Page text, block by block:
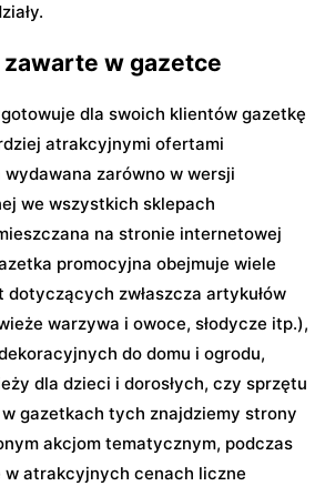
w gazetce
dla swoich klientów gazetkę
atrakcyjnymi ofertami
zarówno w wersji
we wszystkich sklepach
na stronie internetowej
promocyjna obejmuje wiele
zwłaszcza artykułów
warzywa i owoce, słodycze itp.),
do domu i ogrodu,
dla dzieci i dorosłych, czy sprzętu
w gazetkach tych znajdziemy strony
akcjom tematycznym, podczas
atrakcyjnych cenach liczne